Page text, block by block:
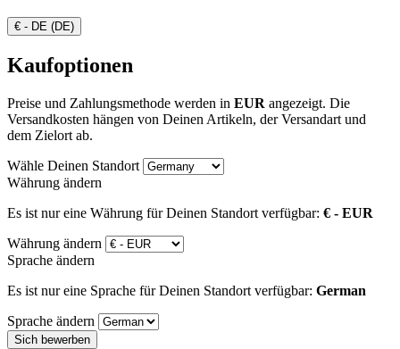
€ - DE (DE)
Kaufoptionen
Preise und Zahlungsmethode werden in EUR angezeigt. Die
Versandkosten hängen von Deinen Artikeln, der Versandart und
dem Zielort ab.
Wähle Deinen Standort
Währung ändern
Es ist nur eine Währung für Deinen Standort verfügbar: € - EUR
Währung ändern
Sprache ändern
Es ist nur eine Sprache für Deinen Standort verfügbar: German
Sprache ändern
Sich bewerben